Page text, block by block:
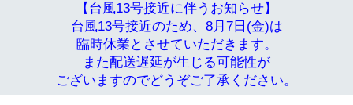
【台風13号接近に伴うお知らせ】
台風13号接近のため、8月7日(金)は
臨時休業とさせていただきます。
また配送遅延が生じる可能性が
ございますのでどうぞご了承ください。